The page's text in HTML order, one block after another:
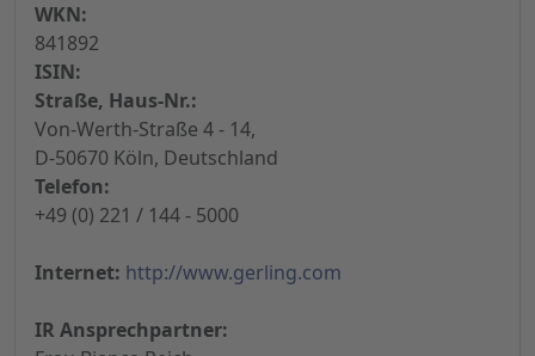
WKN:
841892
ISIN:
Straße, Haus-Nr.:
Von-Werth-Straße 4 - 14,
D-50670 Köln, Deutschland
Telefon:
+49 (0) 221 / 144 - 5000
Internet: http://www.gerling.com
IR Ansprechpartner: